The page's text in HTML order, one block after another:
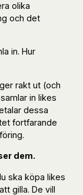
olika
och det
in. Hur
rakt ut (och
in likes
dessa
fortfarande
dem.
ska köpa likes
gilla. De vill